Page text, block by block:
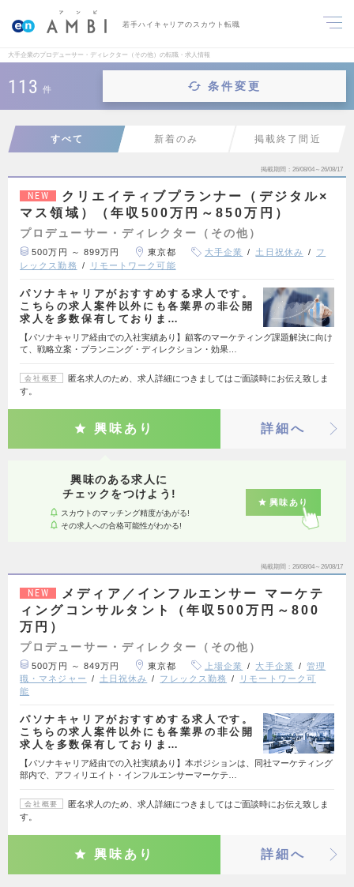
若手ハイキャリアのスカウト転職
大手企業のプロデューサー・ディレクター（その他）の転職・求人情報
113 件 条件変更
すべて 新着のみ 掲載終了間近
掲載期間 26/08/04～26/08/17
NEW
クリエイティブプランナー（デジタル×
マス領域）（年収500万円～850万円）
プロデューサー・ディレクター（その他）
500万円 ～ 899万円 東京都 大手企業 土日祝休み
フ
レックス勤務
リモートワーク可能
パソナキャリアがおすすめする求人です。
こちらの求人案件以外にも各業界の非公開
求人を多数保有しておりま…
【パソナキャリア経由での入社実績あり】顧客のマーケティング課題解決に向け
て、戦略立案・プランニング・ディレクション・効果…
会社概要
匿名求人のため、求人詳細につきましてはご面談時にお伝え致しま
す。
興味あり 詳細へ
興味のある求人に
チェックをつけよう!
スカウトのマッチング精度があがる!
その求人への合格可能性がわかる!
興味あり
掲載期間 26/08/04～26/08/17
NEW
メディア／インフルエンサー マーケテ
ィングコンサルタント（年収500万円～800
万円）
プロデューサー・ディレクター（その他）
500万円 ～ 849万円 東京都 上場企業 大手企業
管理
職・マネジャー
土日祝休み フレックス勤務
リモートワーク可
能
パソナキャリアがおすすめする求人です。
こちらの求人案件以外にも各業界の非公開
求人を多数保有しておりま…
【パソナキャリア経由での入社実績あり】本ポジションは、同社マーケティング
部内で、アフィリエイト・インフルエンサーマーケテ…
会社概要
匿名求人のため、求人詳細につきましてはご面談時にお伝え致しま
す。
興味あり 詳細へ